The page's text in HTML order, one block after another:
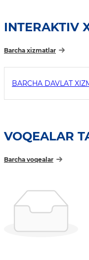
INTERAKTIV
Barcha xizmatlar
BARCHA DAVLAT
VOQEALAR
Barcha voqealar